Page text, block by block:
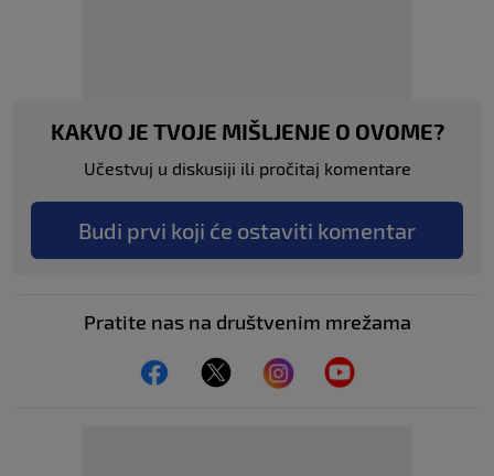
KAKVO JE TVOJE MIŠLJENJE O OVOME?
Učestvuj u diskusiji ili pročitaj komentare
Budi prvi koji će ostaviti komentar
Pratite nas na društvenim mrežama